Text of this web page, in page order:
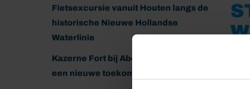
Fietsexcursie vanuit Houten langs de
historische Nieuwe Hollandse
Waterlinie
Kazerne Fort bij Abcoude klaar voor
een nieuwe toekomst